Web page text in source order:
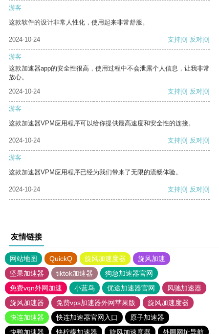
游客
这款软件的设计非常人性化，使用起来非常舒服。
2024-10-24 支持[0] 反对[0]
游客
这款加速器app的安全性很高，使用过程中不会泄露个人信息，让我非常
放心。
2024-10-24
支持[0] 反对[0]
游客
这款加速器VPM应用程序可以给你提供最高速度和安全性的连接。
2024-10-24 支持[0] 反对[0]
游客
这款加速器VPM应用程序已经为我们带来了无限的流畅体验。
2024-10-24 支持[0] 反对[0]
友情链接
网站地图 QuickQ 旋风加速度器
旋风加速
坚果加速器
tiktok加速器
狗急加速器官网
免费vqn外网加速
小蓝鸟 优途加速器官网
风驰加速器
旋风加速器
免费vps加速器外网苹果版
旋风加速度器
快连加速器
快连加速器官网入口
原子加速器
快鸭加速器
快柠檬加速器 旋风加速度器 外网网址导航